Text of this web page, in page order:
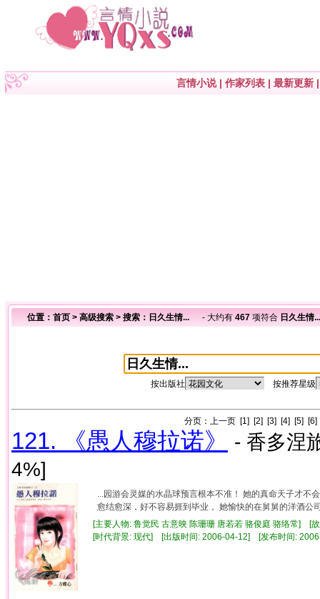
言情小说| 作家列表 | 最新更新
位置： 首页 > 高级搜索 > 搜索：日久生情... - 大约有 467 项符合 日久生情...
按出版社 按推荐星级
分页： 上一页 [1] [2] [3] [4] [5] [6]
121. 《愚人穆拉诺》
- 香多涅
4%]
...园游会灵媒的水晶球预言根本不准！ 她的真命天子才
愈结愈深，好不容易捱到毕业， 她愉快的在舅舅的洋酒公
[主要人物: 鲁觉民 古意映 陈珊珊 唐若若 骆俊庭 骆络常] [
[时代背景: 现代] [出版时间: 2006-04-12] [发布时间: